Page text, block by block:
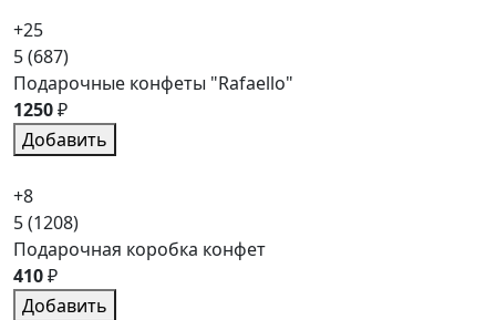
+25
5(687)
Подарочные конфеты "Rafaello"
1250₽
Добавить
+8
5(1208)
Подарочная коробка конфет
410₽
Добавить